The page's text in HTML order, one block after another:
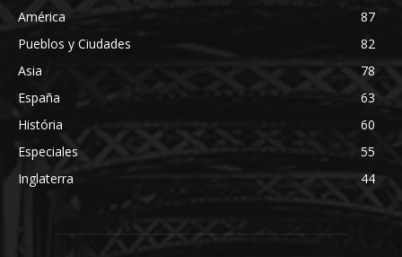
América
87
Pueblos y Ciudades
82
Asia
78
España
63
História
60
Especiales
55
Inglaterra
44